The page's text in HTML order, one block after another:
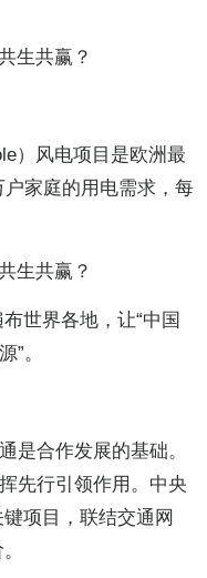
）风电项目是欧洲最
家庭的用电需求，每
世界各地，让“中国
”。
是合作发展的基础。
先行引领作用。中央
项目，联结交通网